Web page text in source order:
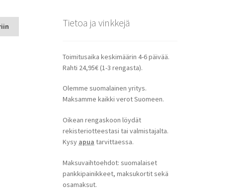
Tietoa ja vinkkejä
Toimitusaika keskimäärin 4-6 päivää.
Rahti 24,95€ (1-3 rengasta).
Olemme suomalainen yritys.
Maksamme kaikki verot Suomeen.
Oikean rengaskoon löydät
rekisteriotteestasi tai valmistajalta.
Kysy apua tarvittaessa.
Maksuvaihtoehdot: suomalaiset
pankkipainikkeet, maksukortit sekä
osamaksut.